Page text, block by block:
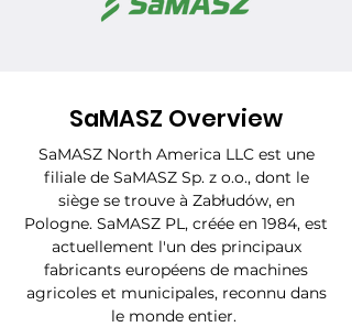
SaMASZ Overview
SaMASZ North America LLC est une
filiale de SaMASZ Sp. z o.o., dont le
siège se trouve à Zabłudów, en
Pologne. SaMASZ PL, créée en 1984, est
actuellement l'un des principaux
fabricants européens de machines
agricoles et municipales, reconnu dans
le monde entier.